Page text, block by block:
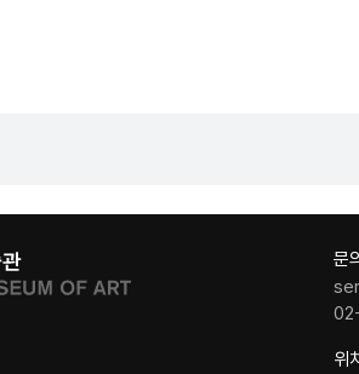
문
위